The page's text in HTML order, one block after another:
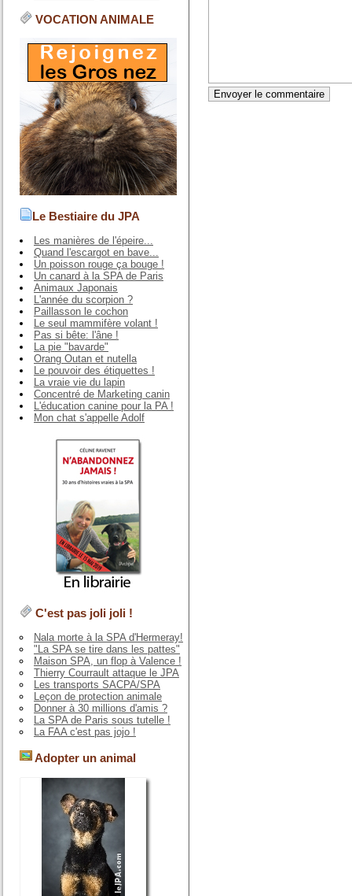
VOCATION ANIMALE
Le Bestiaire du JPA
Les manières de l'épeire...
Quand l'escargot en bave...
Un poisson rouge ça bouge !
Un canard à la SPA de Paris
Animaux Japonais
L'année du scorpion ?
Paillasson le cochon
Le seul mammifère volant !
Pas si bête: l'âne !
La pie "bavarde"
Orang Outan et nutella
Le pouvoir des étiquettes !
La vraie vie du lapin
Concentré de Marketing canin
L'éducation canine pour la PA !
Mon chat s'appelle Adolf
C'est pas joli joli !
Nala morte à la SPA d'Hermeray!
"La SPA se tire dans les pattes"
Maison SPA, un flop à Valence !
Thierry Courrault attaque le JPA
Les transports SACPA/SPA
Leçon de protection animale
Donner à 30 millions d'amis ?
La SPA de Paris sous tutelle !
La FAA c'est pas jojo !
Adopter un animal